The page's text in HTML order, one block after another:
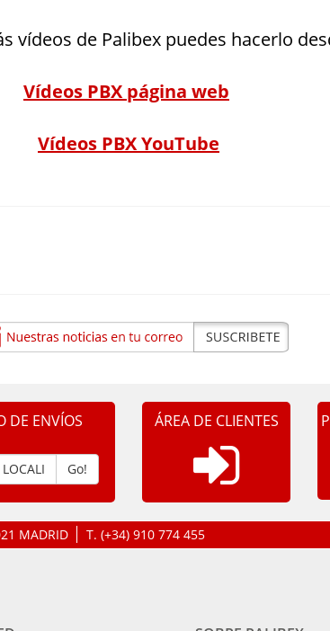
vídeos de Palibex puedes hacerlo
Vídeos PBX página web
Vídeos PBX YouTube
DE ENVÍOS
Go!
ÁREA DE CLIENTES
MADRID T. (+34) 910 774 455